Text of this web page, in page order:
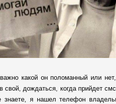
какой он поломанный или
свой, дождаться, когда прийдет
я нашел телефон